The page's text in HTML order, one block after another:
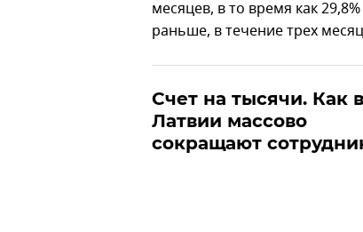
месяцев, в то время как
раньше, в течение трех
Счет на тысячи. Как в
Латвии массово
сокращают